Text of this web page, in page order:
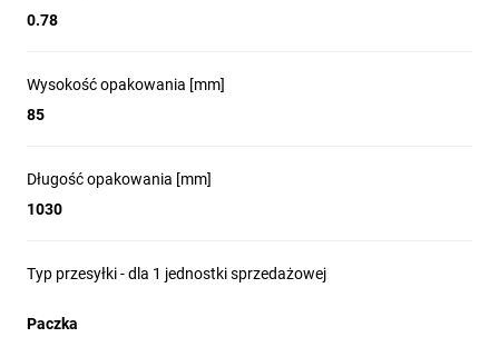
0.78
Wysokość opakowania [mm]
85
Długość opakowania [mm]
1030
Typ przesyłki - dla 1 jednostki sprzedażowej
Paczka